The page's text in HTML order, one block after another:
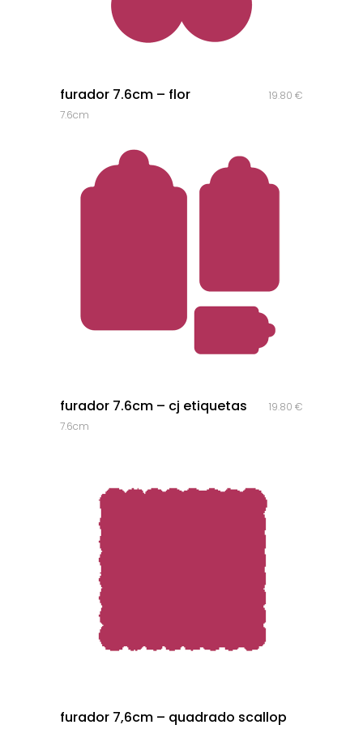
furador 7.6cm – flor 19.80 €
7.6cm
furador 7.6cm – cj etiquetas 19.80 €
7.6cm
furador 7,6cm – quadrado scallop